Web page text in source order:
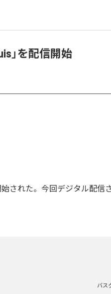
」を配信開始
された。今回デジタル配信
バス